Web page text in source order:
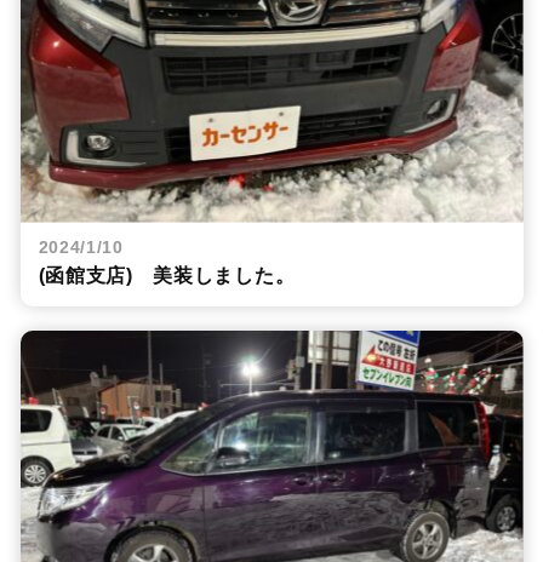
2024/1/10
(函館支店) 美装しました。